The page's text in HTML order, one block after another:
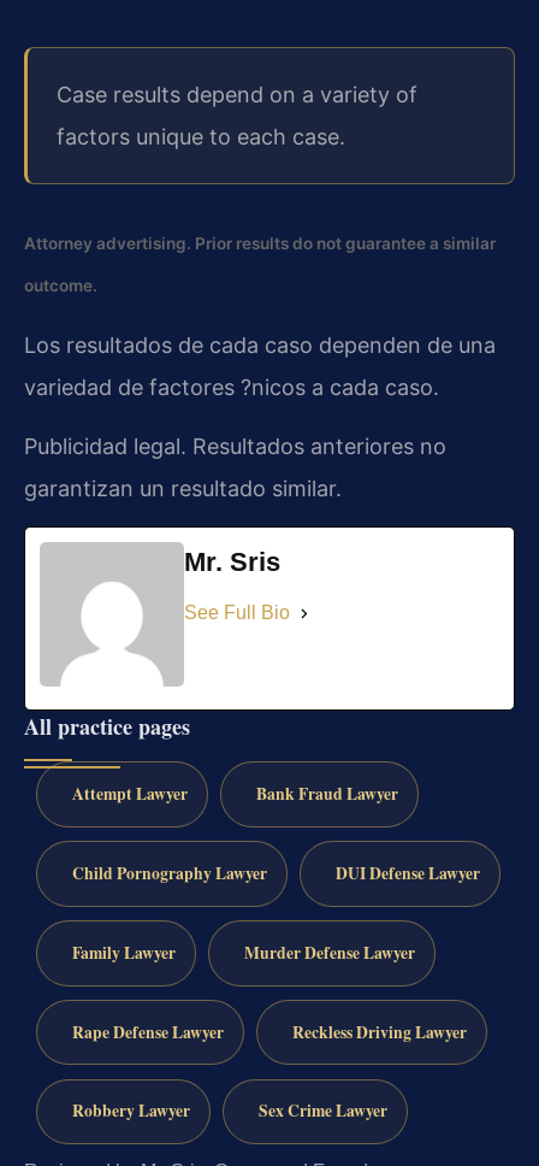
Case results depend on a variety of
factors unique to each case.
Attorney advertising. Prior results do not guarantee a similar
outcome.
Los resultados de cada caso dependen de una
variedad de factores ?nicos a cada caso.
Publicidad legal. Resultados anteriores no
garantizan un resultado similar.
Mr. Sris
See Full Bio
All practice pages
Attempt Lawyer Bank Fraud Lawyer
Child Pornography Lawyer DUI Defense Lawyer
Family Lawyer Murder Defense Lawyer
Rape Defense Lawyer Reckless Driving Lawyer
Robbery Lawyer Sex Crime Lawyer